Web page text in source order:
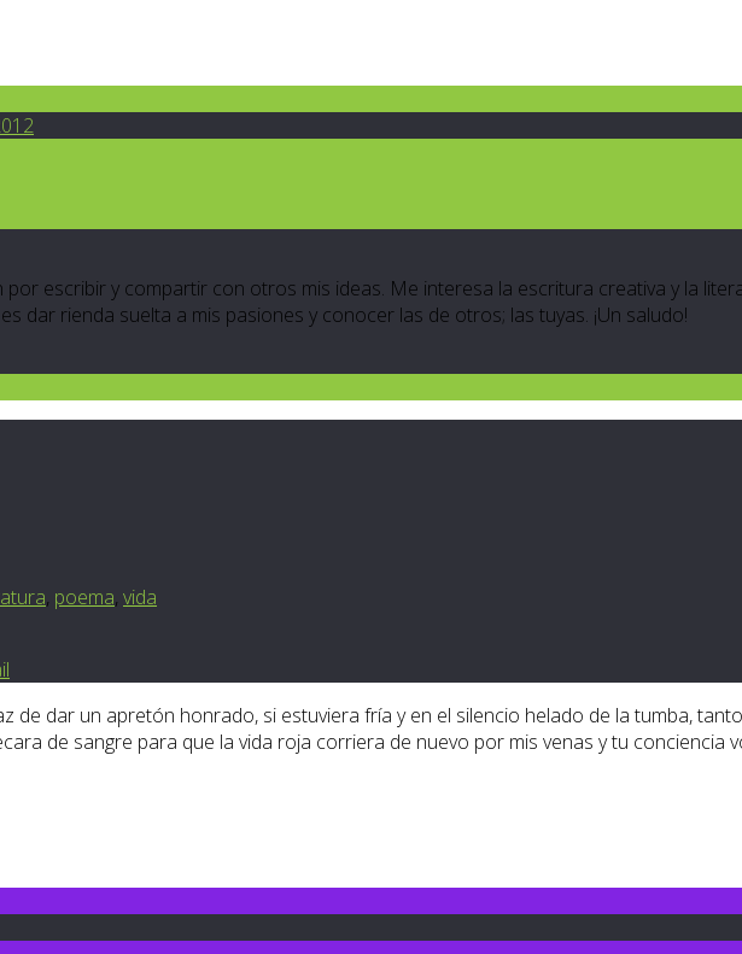
escribir y compartir con otros mis ideas. Me interesa la escritura creativa y la
dar rienda suelta a mis pasiones y conocer las de otros; las tuyas. ¡Un saludo!
, poema, vida
de dar un apretón honrado, si estuviera fría y en el silencio helado de la tumba,
de sangre para que la vida roja corriera de nuevo por mis venas y tu conciencia